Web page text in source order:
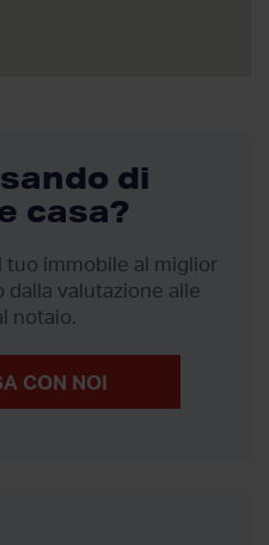
di
casa?
tuo immobile al miglior
dalla valutazione alle
notaio.
CON NOI